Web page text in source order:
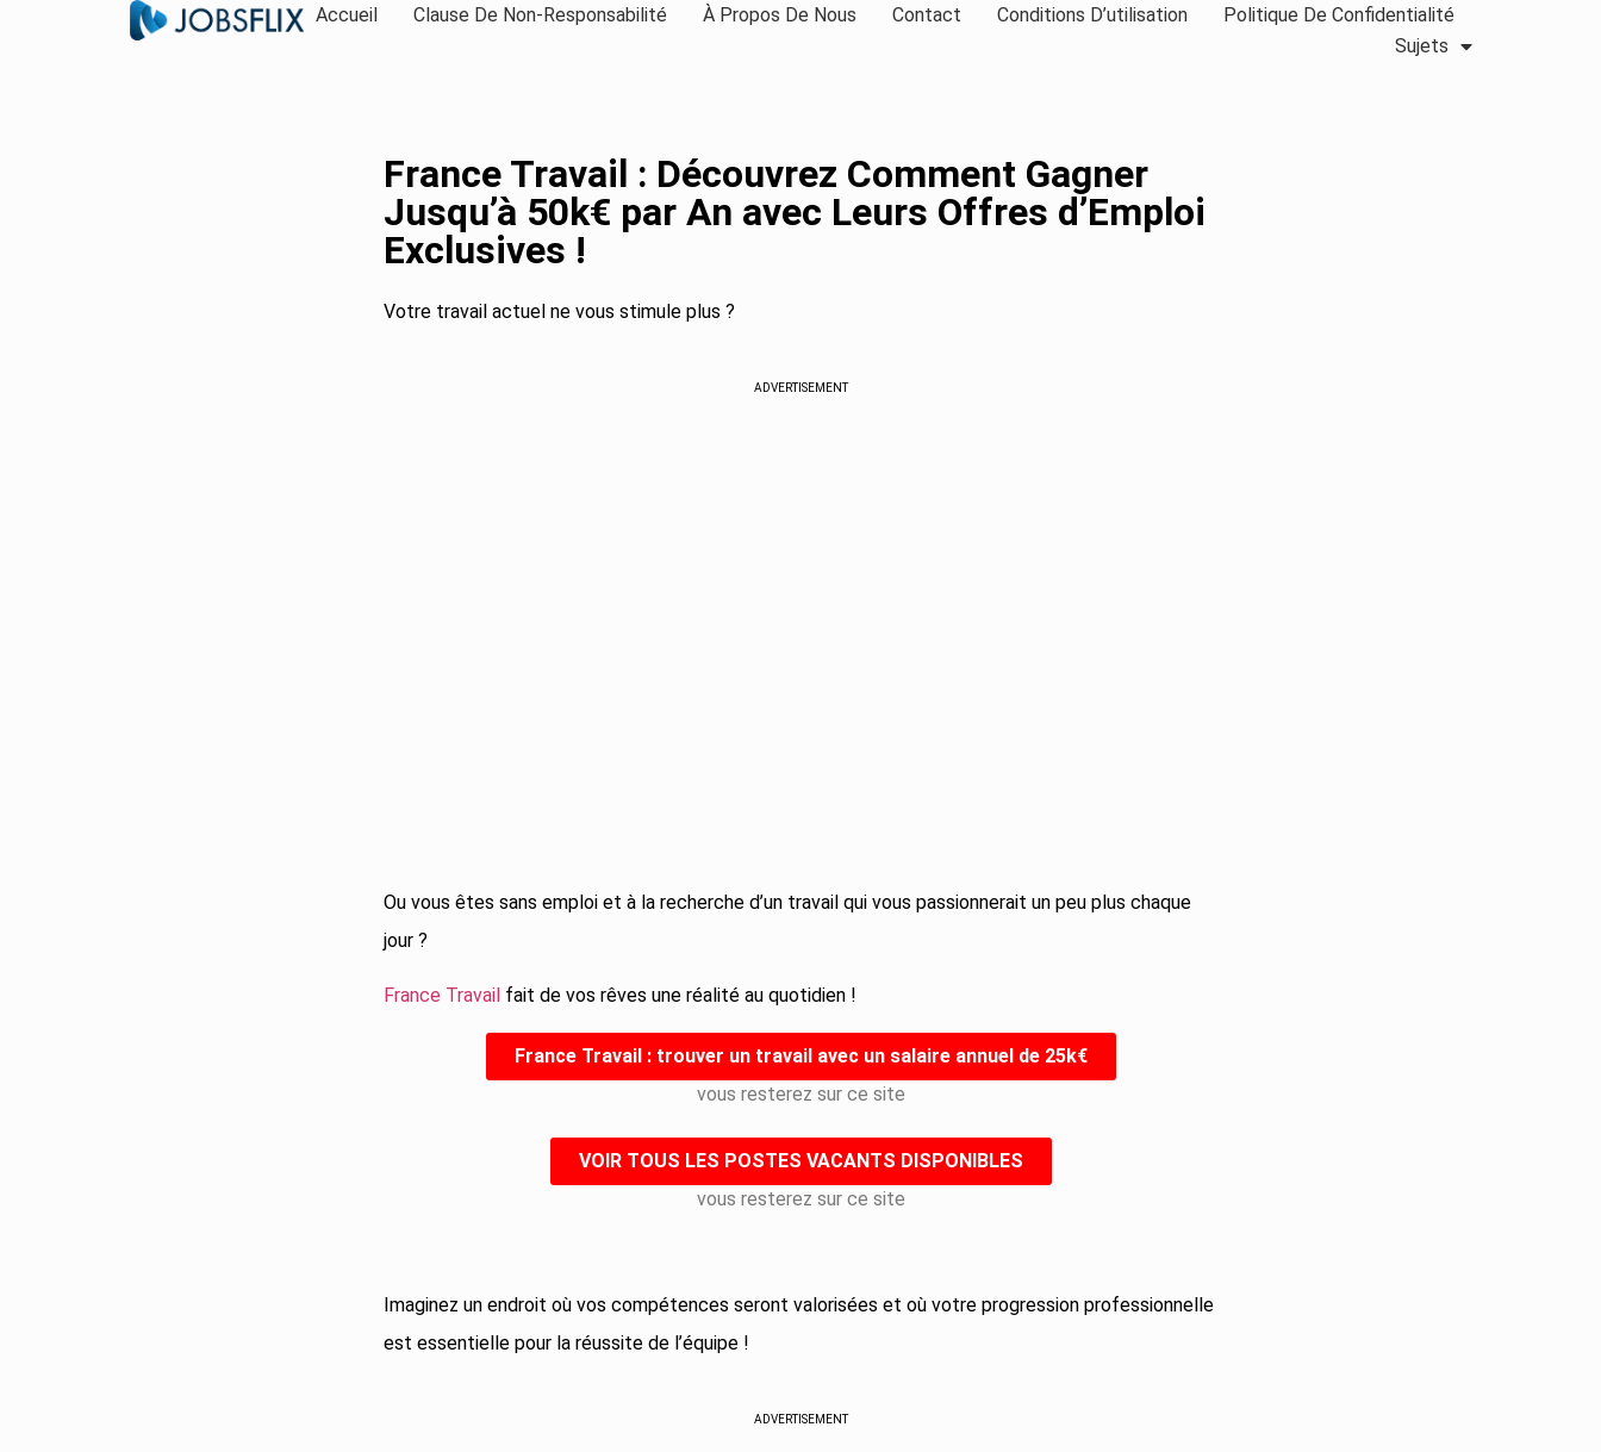
Accueil Clause De Non-Responsabilité À Propos De Nous Contact Conditions D’utilisation
Politique De Confidentialité
Sujets
France Travail : Découvrez Comment Gagner
Jusqu’à 50k€ par An avec Leurs Offres d’Emploi
Exclusives !
Votre travail actuel ne vous stimule plus ?
ADVERTISEMENT
Ou vous êtes sans emploi et à la recherche d’un travail qui vous passionnerait un peu plus chaque
jour ?
France Travail fait de vos rêves une réalité au quotidien !
France Travail : trouver un travail avec un salaire annuel de 25k€
vous resterez sur ce site
VOIR TOUS LES POSTES VACANTS DISPONIBLES
vous resterez sur ce site
Imaginez un endroit où vos compétences seront valorisées et où votre progression professionnelle
est essentielle pour la réussite de l’équipe !
ADVERTISEMENT